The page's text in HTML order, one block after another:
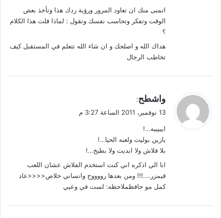
اتمنى منك ان تعاود المرور ورؤية ردك هذا وتأخذ بعض
الوقت وتفكر وتحاسب نفسك وتقول : لماذا قلت هذا الكلام
؟
هداك الله و اصلحك و ان شاء الله تتعلم في المستقبل كيف
تخاطب الرجال
ل
واشطح:
13 نوفمبر، 2011 الساعة 3:27 م
ايييييه…!
يازين بوليت ولعبه الحيا…!
بلا فلاش ولا ابديت ولا بطيخ…!
انا الي اذكره اني كنت استخدم الفلاش عشان اللعب
قيمزر….!!! ومن بعدها رووووح وانساني خلاص<<<<عاد
كمل مو حافظملاحظه: لست في وعيي